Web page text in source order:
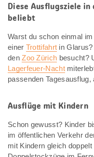
Diese Ausflugsziele in
beliebt
Warst du schon einmal im
einer Trottifahrt in
denZoo Zürich besucht?
Lagerfeuer-Nacht
passenden
Ausflüge mit Kindern
Schon gewusst? Kinder
im öffentlichen Verkehr
mit Kindern gleich